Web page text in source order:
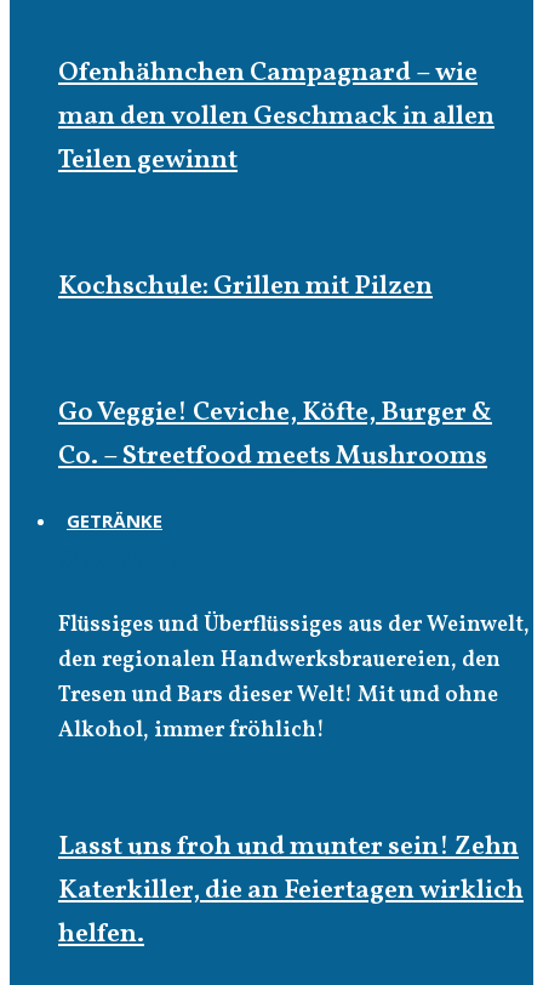
Ofenhähnchen Campagnard – wie
man den vollen Geschmack in allen
Teilen gewinnt
Kochschule: Grillen mit Pilzen
Go Veggie! Ceviche, Köfte, Burger &
Co. – Streetfood meets Mushrooms
GETRÄNKE
Flüssiges und Überflüssiges aus der Weinwelt,
den regionalen Handwerksbrauereien, den
Tresen und Bars dieser Welt! Mit und ohne
Alkohol, immer fröhlich!
Lasst uns froh und munter sein! Zehn
Katerkiller, die an Feiertagen wirklich
helfen.